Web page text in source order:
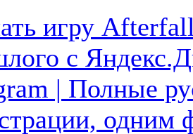
игру
с
| Полные
одним